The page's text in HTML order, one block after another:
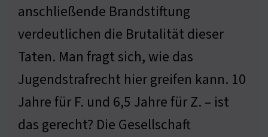
anschließende Brandstiftung
verdeutlichen die Brutalität dieser
Taten. Man fragt sich, wie das
Jugendstrafrecht hier greifen kann. 10
Jahre für F. und 6,5 Jahre für Z. – ist
das gerecht? Die Gesellschaft